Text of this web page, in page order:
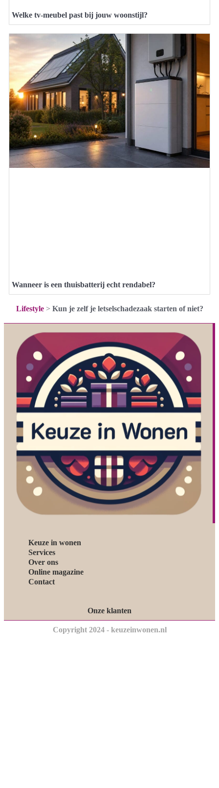
Welke tv-meubel past bij jouw woonstijl?
Wanneer is een thuisbatterij echt rendabel?
Lifestyle> Kun je zelf je letselschadezaak starten of niet?
Keuze in wonen
Services
Over ons
Online magazine
Contact
Onze klanten
Copyright 2024 - keuzeinwonen.nl